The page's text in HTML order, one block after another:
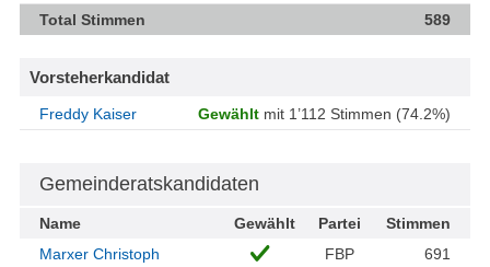
Total Stimmen
589
Vorsteherkandidat
Freddy Kaiser Gewählt mit 1’112 Stimmen (74.2%)
Gemeinderatskandidaten
Name Gewählt Partei
Stimmen
Marxer Christoph
FBP 691